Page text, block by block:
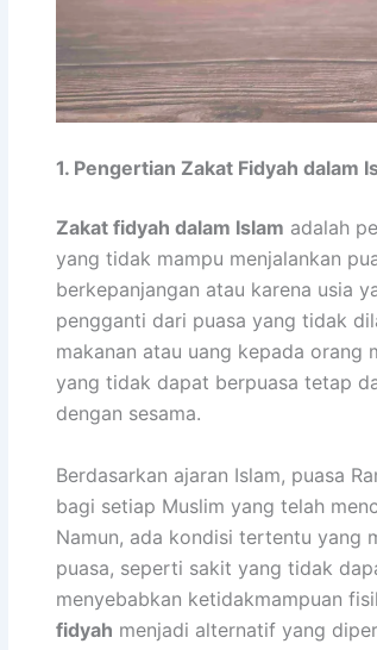
1. Pengertian Zakat Fidyah dalam
Zakat fidyah dalam Islam adalah
yang tidak mampu menjalankan
berkepanjangan atau karena usia
pengganti dari puasa yang tidak
makanan atau uang kepada orang
yang tidak dapat berpuasa tetap
dengan sesama.
Berdasarkan ajaran Islam, puasa
bagi setiap Muslim yang telah
Namun, ada kondisi tertentu yang
puasa, seperti sakit yang tidak
menyebabkan ketidakmampuan
fidyah menjadi alternatif yang